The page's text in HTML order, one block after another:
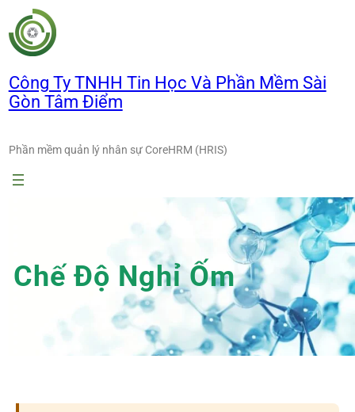
Chuyển
đến
phần
dung
Công Ty TNHH Tin Học Và Phần Mềm Sài
Gòn Tâm Điểm
Phần mềm quản lý nhân sự CoreHRM (HRIS)
Chế Độ Nghỉ Ốm